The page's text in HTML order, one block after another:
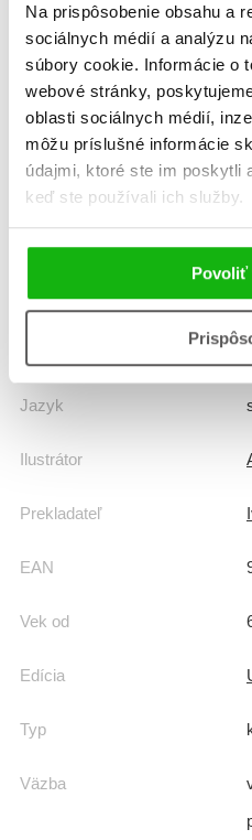
Na prispôsobenie obsahu a
sociálnych médií a analýzu
súbory cookie. Informácie o
webové stránky,
oblasti sociálnych médií,
môžu príslušné informácie
údajmi, ktoré ste im poskytli
keď ste používali ich služby.
Povoliť
Žáner
Počet strán
Dátum vydania
Formát
Jazyk
Ilustrátor
Prekladateľ
EAN
Vek od
Edícia
Typ
Väzba